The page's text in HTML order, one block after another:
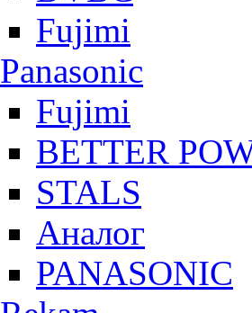
Fujimi
Panasonic
Fujimi
BETTER
STALS
Аналог
PANASONIC